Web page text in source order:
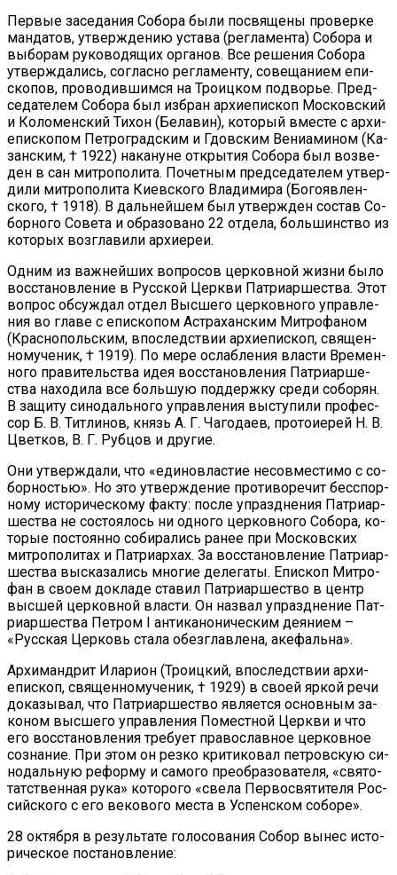
Пер­вые за­се­да­ния Со­бо­ра бы­ли по­свя­ще­ны про­вер­ке
ман­датов, утвер­жде­нию уста­ва (ре­гла­мен­та) Со­бо­ра и
вы­бо­рам ру­ко­во­дя­щих ор­га­нов. Все ре­ше­ния Со­бо­ра
утвер­жда­лись, со­глас­но ре­гла­мен­ту, со­ве­ща­ни­ем епи­
ско­пов, про­во­див­шим­ся на Тро­иц­ком по­дво­рье. Пред­
се­да­те­лем Со­бо­ра был из­бран ар­хи­епи­скоп Мос­ков­ский
и Ко­ло­мен­ский Ти­хон (Бе­ла­вин), ко­то­рый вме­сте с ар­хи­
епи­ско­пом Пет­ро­град­ским и Гдов­ским Ве­ни­а­ми­ном (Ка­
зан­ским, † 1922) на­ка­нуне от­кры­тия Со­бо­ра был воз­ве­
ден в сан мит­ро­по­ли­та. По­чет­ным пред­се­да­те­лем утвер­
ди­ли мит­ро­по­ли­та Ки­ев­ско­го Вла­ди­ми­ра (Бо­го­яв­лен­
ско­го, † 1918). В даль­ней­шем был утвер­жден со­став Со­
бор­но­го Со­ве­та и об­ра­зо­ва­но 22 от­де­ла, боль­шин­ство из
ко­то­рых воз­гла­ви­ли ар­хи­ереи.
Од­ним из важ­ней­ших во­про­сов цер­ков­ной жиз­ни бы­ло
вос­ста­нов­ле­ние в Рус­ской Церк­ви Пат­ри­ар­ше­ства. Этот
во­прос об­суж­дал от­дел Выс­ше­го цер­ков­но­го управ­ле­
ния во гла­ве с епи­ско­пом Аст­ра­хан­ским Мит­ро­фа­ном
(Крас­но­поль­ским, впо­след­ствии ар­хи­епи­скоп, свя­щен­
но­му­че­ник, † 1919). По ме­ре ослаб­ле­ния вла­сти Вре­мен­
но­го пра­ви­тель­ства идея вос­ста­нов­ле­ния Пат­ри­ар­ше­
ства на­хо­ди­ла все боль­шую под­держ­ку сре­ди со­бо­рян.
В за­щи­ту си­но­даль­но­го управ­ле­ния вы­сту­пи­ли про­фес­
сор Б. В. Тит­ли­нов, князь А. Г. Ча­го­да­ев, про­то­и­е­рей Н. В.
Цвет­ков, В. Г. Руб­цов и дру­гие.
Они утвер­жда­ли, что «еди­но­вла­стие несов­ме­сти­мо с со­
бор­но­стью». Но это утвер­жде­ние про­ти­во­ре­чит бес­спор­
но­му ис­то­ри­че­ско­му фак­ту: по­сле упразд­не­ния Пат­ри­ар­
ше­ства не со­сто­я­лось ни од­но­го цер­ков­но­го Со­бо­ра, ко­
то­рые по­сто­ян­но со­би­ра­лись ра­нее при Мос­ков­ских
мит­ро­по­ли­тах и Пат­ри­ар­хах. За вос­ста­нов­ле­ние Пат­ри­ар­
ше­ства вы­ска­за­лись мно­гие де­ле­га­ты. Епи­скоп Мит­ро­
фан в сво­ем до­кла­де ста­вил Пат­ри­ар­ше­ство в центр
выс­шей цер­ков­ной вла­сти. Он на­звал упразд­не­ние Пат­
ри­ар­ше­ства Пет­ром I ан­ти­ка­но­ни­че­ским де­я­ни­ем –
«Рус­ская Цер­ковь ста­ла обез­глав­ле­на, аке­фаль­на».
Ар­хи­манд­рит Ила­ри­он (Тро­иц­кий, впо­след­ствии ар­хи­
епи­скоп, свя­щен­но­му­че­ник, † 1929) в сво­ей яр­кой ре­чи
до­ка­зы­вал, что Пат­ри­ар­ше­ство яв­ля­ет­ся ос­нов­ным за­
ко­ном выс­ше­го управ­ле­ния По­мест­ной Церк­ви и что
его вос­ста­нов­ле­ния тре­бу­ет пра­во­слав­ное цер­ков­ное
со­зна­ние. При этом он рез­ко кри­ти­ко­вал пет­ров­скую си­
но­даль­ную ре­фор­му и са­мо­го пре­об­ра­зо­ва­те­ля, «свя­то­
тат­ствен­ная ру­ка» ко­то­ро­го «све­ла Пер­во­свя­ти­те­ля Рос­
сий­ско­го с его ве­ко­во­го ме­ста в Успен­ском со­бо­ре».
28 ок­тяб­ря в ре­зуль­та­те го­ло­со­ва­ния Со­бор вы­нес ис­то­
ри­че­ское по­ста­нов­ле­ние: